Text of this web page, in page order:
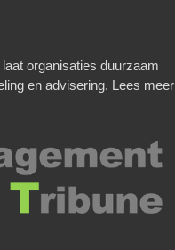
organisaties duurzaam
en advisering. Lees meer